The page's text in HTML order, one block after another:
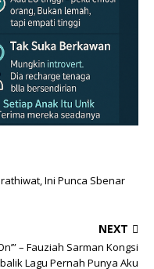
Ini Punca Sbenar
NEXT
– Fauziah Sarman Kongsi
Lagu Pernah Punya Aku